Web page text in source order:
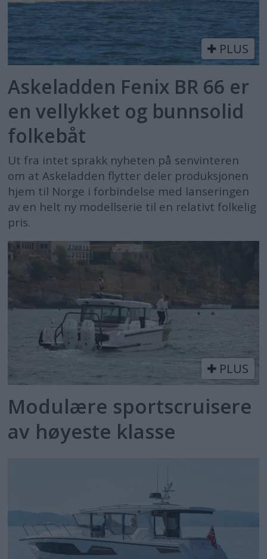
PLUS
Askeladden Fenix BR 66 er
en vellykket og bunnsolid
folkebåt
Ut fra intet sprakk nyheten på senvinteren
om at Askeladden flytter deler produksjonen
hjem til Norge i forbindelse med lanseringen
av en helt ny modellserie til en relativt folkelig
pris.
PLUS
Modulære sportscruisere
av høyeste klasse